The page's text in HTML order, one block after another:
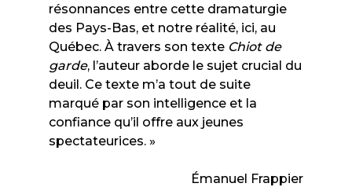
résonnances entre cette dramaturgie
des Pays-Bas, et notre réalité, ici, au
Québec. À travers son texte Chiot de
garde, l’auteur aborde le sujet crucial du
deuil. Ce texte m’a tout de suite
marqué par son intelligence et la
confiance qu’il offre aux jeunes
spectateurices. »
Émanuel Frappier